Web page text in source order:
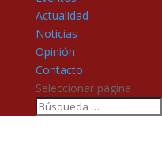
Actualidad
Noticias
Opinión
Contacto
Seleccionar página